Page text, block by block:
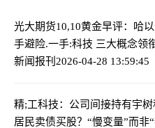
光大期货10,10黄金早评：哈
手避险.一手:科技 三大概念领
新闻报刊 2026-04-28 13:59:45
精;工科技：公司间接持有宇
居民卖债买股？“慢变量”而非